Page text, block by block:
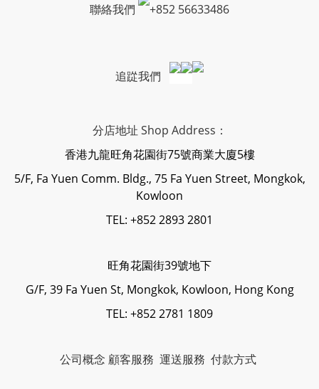
聯絡我們 +852 56633486
追踨我們
分店地址 Shop Address：
香港九龍旺角花園街75號商業大廈5樓
5/F, Fa Yuen Comm. Bldg., 75 Fa Yuen Street, Mongkok,
Kowloon
TEL: +852 2893 2801
旺角花園街39號地下
G/F, 39 Fa Yuen St, Mongkok, Kowloon, Hong Kong
TEL: +852 2781 1809
公司概念 顧客服務 運送服務 付款方式